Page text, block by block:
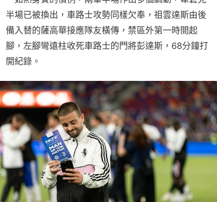
半場已被換出，車路士攻勢同樣欠奉，祖雲達斯由後
備入替的薩高華接應隊友橫傳，禁區外第一時間起
腳，左腳彎遠柱收死車路士的門將彭達斯，68分鐘打
開紀錄。